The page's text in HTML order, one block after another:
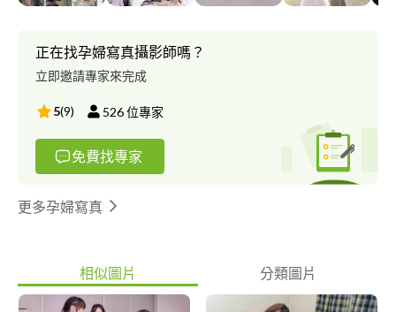
正在找孕婦寫真攝影師嗎？
立即邀請專家來完成
5(9) 526位專家
免費找專家
更多孕婦寫真
相似圖片 分類圖片